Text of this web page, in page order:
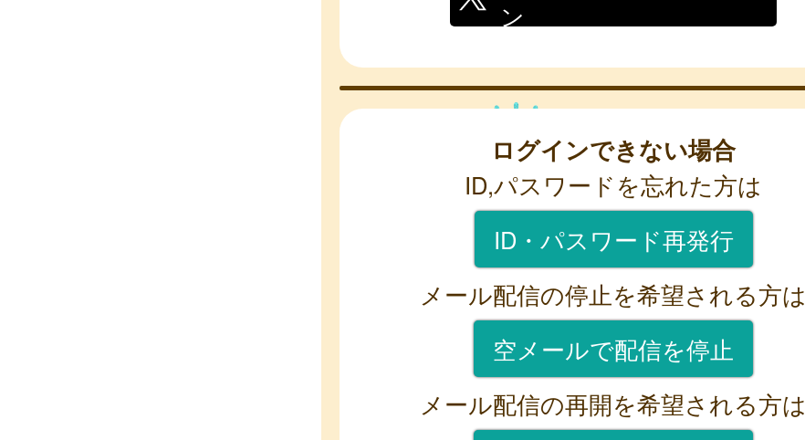
ン
ログインできない場合
ID,パスワードを忘れた方は
ID・パスワード再発行
メール配信の停止を希望される方は
空メールで配信を停止
メール配信の再開を希望される方は